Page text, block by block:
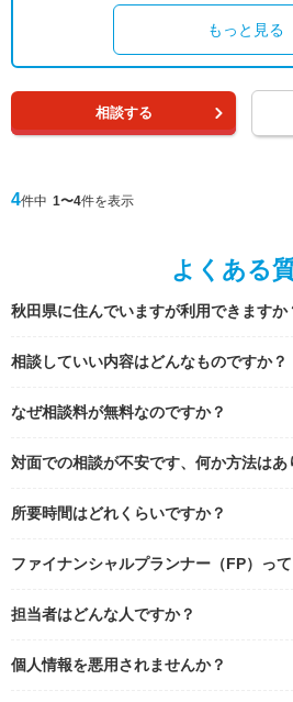
もっと見る
相談する
4件中 1〜4件を表示
よくある
秋田県に住んでいますが利用できますか
相談していい内容はどんなものですか？
なぜ相談料が無料なのですか？
対面での相談が不安です、何か方法はあ
所要時間はどれくらいですか？
ファイナンシャルプランナー（FP）っ
担当者はどんな人ですか？
個人情報を悪用されませんか？